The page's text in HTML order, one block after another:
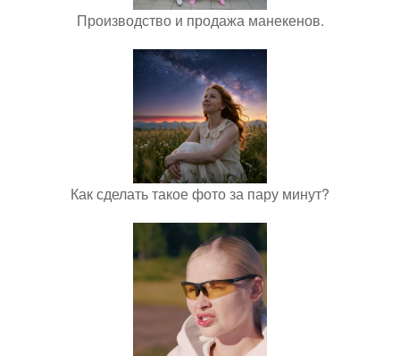
Производство и продажа манекенов.
Как сделать такое фото за пару минут?